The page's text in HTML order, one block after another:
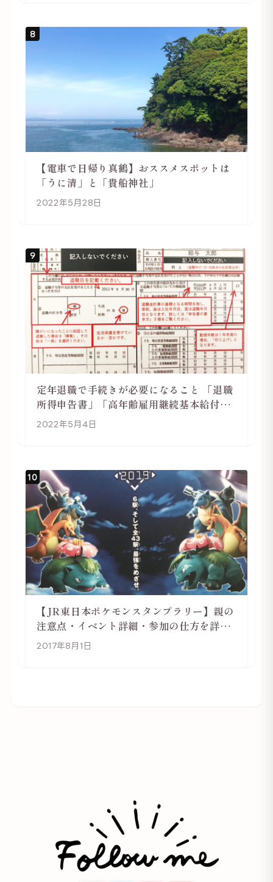
8
【電車で日帰り真鶴】おススメスポットは
「うに清」と「貴船神社」
2022年5月28日
9
定年退職で手続きが必要になること 「退職
所得申告書」「高年齢雇用継続基本給付金
受給資格確認」
2022年5月4日
10
【JR東日本ポケモンスタンプラリー】親の
注意点・イベント詳細・参加の仕方を詳し
く解説
2017年8月1日